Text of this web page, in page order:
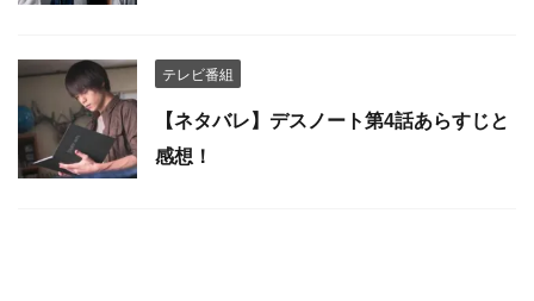
テレビ番組
【ネタバレ】デスノート第4話あらすじと
感想！